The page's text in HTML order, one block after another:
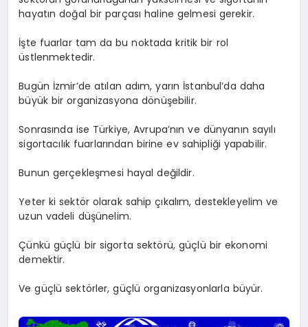
hayatın doğal bir parçası haline gelmesi gerekir.
İşte fuarlar tam da bu noktada kritik bir rol
üstlenmektedir.
Bugün İzmir’de atılan adım, yarın İstanbul’da daha
büyük bir organizasyona dönüşebilir.
Sonrasında ise Türkiye, Avrupa’nın ve dünyanın sayılı
sigortacılık fuarlarından birine ev sahipliği yapabilir.
Bunun gerçekleşmesi hayal değildir.
Yeter ki sektör olarak sahip çıkalım, destekleyelim ve
uzun vadeli düşünelim.
Çünkü güçlü bir sigorta sektörü, güçlü bir ekonomi
demektir.
Ve güçlü sektörler, güçlü organizasyonlarla büyür.